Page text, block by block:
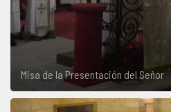
Misa de la Presentación del Señor